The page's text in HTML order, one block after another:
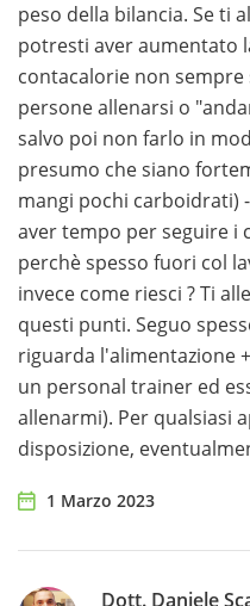
peso della bilancia. Se ti
potresti aver aumentato
contacalorie non
persone allenarsi o
salvo poi non farlo in
presumo che siano
mangi pochi carboidrati)
aver tempo per seguire i
perchè spesso fuori col
invece come riesci ? Ti
questi punti. Seguo
riguarda l'alimentazione
un personal trainer ed
allenarmi). Per qualsiasi
disposizione,
1 Marzo 2023
Dott. Daniele